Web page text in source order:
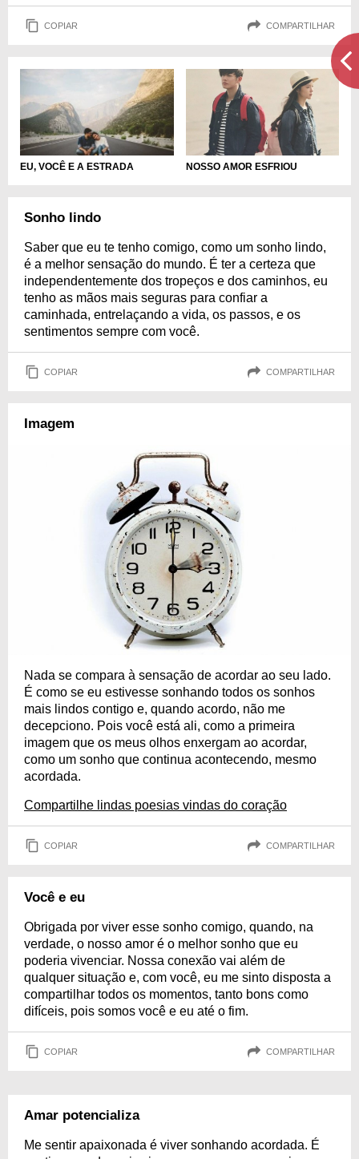
COPIAR COMPARTILHAR
EU, VOCÊ E A ESTRADA NOSSO AMOR ESFRIOU
Sonho lindo
Saber que eu te tenho comigo, como um sonho lindo,
é a melhor sensação do mundo. É ter a certeza que
independentemente dos tropeços e dos caminhos, eu
tenho as mãos mais seguras para confiar a
caminhada, entrelaçando a vida, os passos, e os
sentimentos sempre com você.
COPIAR COMPARTILHAR
Imagem
Nada se compara à sensação de acordar ao seu lado.
É como se eu estivesse sonhando todos os sonhos
mais lindos contigo e, quando acordo, não me
decepciono. Pois você está ali, como a primeira
imagem que os meus olhos enxergam ao acordar,
como um sonho que continua acontecendo, mesmo
acordada.
Compartilhe lindas poesias vindas do coração
COPIAR COMPARTILHAR
Você e eu
Obrigada por viver esse sonho comigo, quando, na
verdade, o nosso amor é o melhor sonho que eu
poderia vivenciar. Nossa conexão vai além de
qualquer situação e, com você, eu me sinto disposta a
compartilhar todos os momentos, tanto bons como
difíceis, pois somos você e eu até o fim.
COPIAR COMPARTILHAR
Amar potencializa
Me sentir apaixonada é viver sonhando acordada. É